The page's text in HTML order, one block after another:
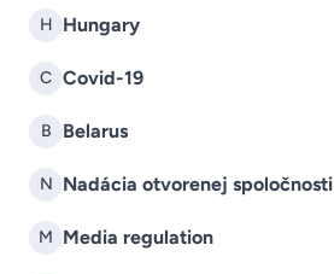
H Hungary
C Covid-19
B Belarus
N Nadácia otvorenej spoločnosti
M Media regulation